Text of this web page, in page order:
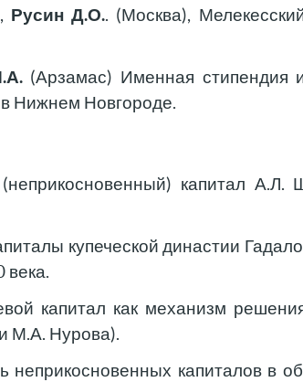
Русин Д.О.. (Москва),
(Арзамас) Именная стипендия
Нижнем Новгороде.
капитал А.Л.
купеческой династии
века.
капитал как механизм
М.А. Нурова).
капиталов в